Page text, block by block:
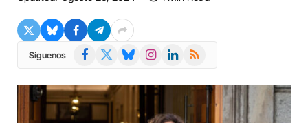
Síguenos Facebook BlueskyInstagramLinkedIn
RSS